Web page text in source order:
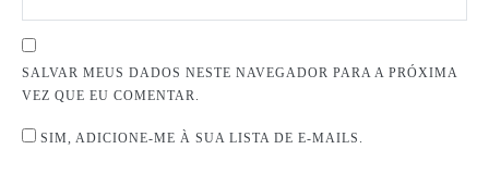
SALVAR MEUS DADOS NESTE NAVEGADOR PARA A PRÓXIMA
VEZ QUE EU COMENTAR.
SIM, ADICIONE-ME À SUA LISTA DE E-MAILS.